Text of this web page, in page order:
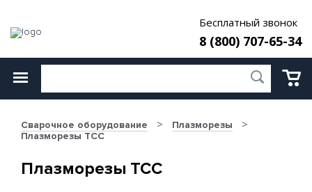
Бесплатный звонок
8 (800) 707-65-34
Сварочное оборудование
Плазморезы
Плазморезы ТСС
Плазморезы ТСС